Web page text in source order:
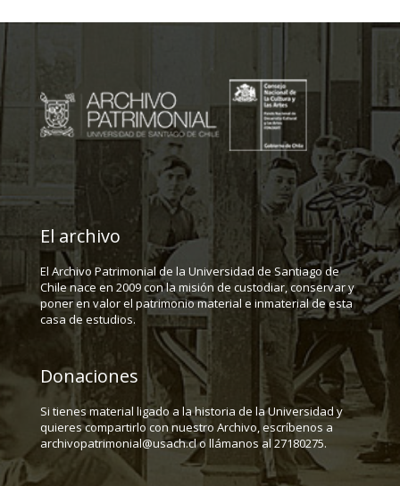
El archivo
El Archivo Patrimonial de la Universidad de Santiago de
Chile nace en 2009 con la misión de custodiar, conservar y
poner en valor el patrimonio material e inmaterial de esta
casa de estudios.
Donaciones
Si tienes material ligado a la historia de la Universidad y
quieres compartirlo con nuestro Archivo, escríbenos a
archivopatrimonial@usach.cl o llámanos al 27180275.